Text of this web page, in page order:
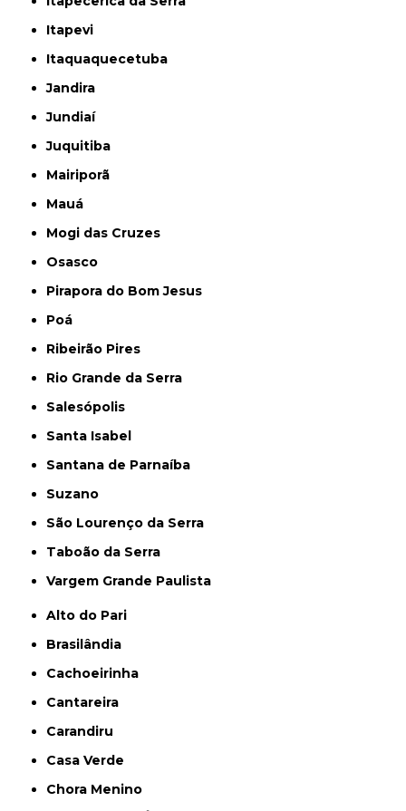
Itapevi
Itaquaquecetuba
Jandira
Jundiaí
Juquitiba
Mairiporã
Mauá
Mogi das Cruzes
Osasco
Pirapora do Bom Jesus
Poá
Ribeirão Pires
Rio Grande da Serra
Salesópolis
Santa Isabel
Santana de Parnaíba
Suzano
São Lourenço da Serra
Taboão da Serra
Vargem Grande Paulista
Alto do Pari
Brasilândia
Cachoeirinha
Cantareira
Carandiru
Casa Verde
Chora Menino